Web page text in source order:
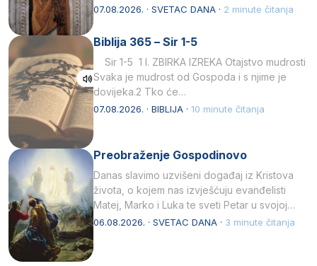
afričkim…
07.08.2026. · SVETAC DANA · 2 minute čitanja
Biblija 365 – Sir 1-5
Sir 1-5 1 I. ZBIRKA IZREKA Otajstvo mudrosti
Svaka je mudrost od Gospoda i s njime je
dovijeka.2 Tko će…
07.08.2026. · BIBLIJA · 10 minute čitanja
Preobraženje Gospodinovo
Danas slavimo uzvišeni događaj iz Kristova
života, o kojem nas izvješćuju evanđelisti
Matej, Marko i Luka te sveti Petar u svojoj
drugoj…
06.08.2026. · SVETAC DANA · 3 minute čitanja